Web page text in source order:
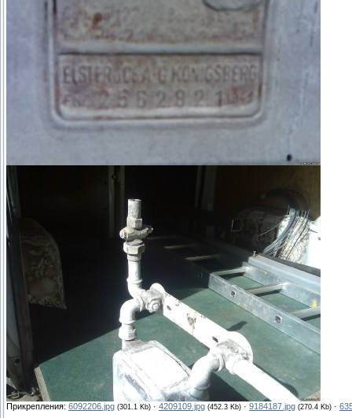
Прикрепления: 6092206.jpg (301.1 Kb) · 4209109.jpg (452.3 Kb) · 9184187.jpg (270.4 Kb) ·